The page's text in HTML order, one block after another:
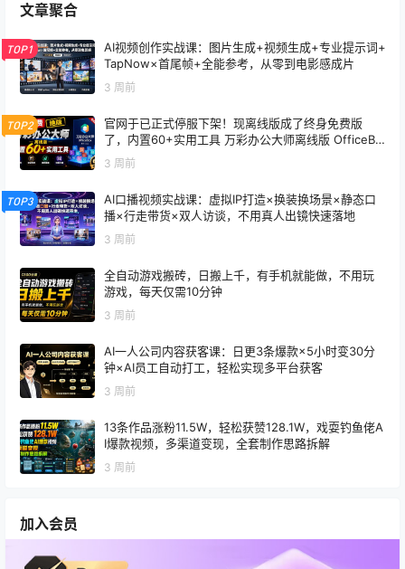
文章聚合
TOP1
AI视频创作实战课：图片生成+视频生成+专业提示词+
TapNow×首尾帧+全能参考，从零到电影感成片
3 周前
TOP2
官网于已正式停服下架！现离线版成了终身免费版
了，内置60+实用工具 万彩办公大师离线版 OfficeBo
x
3 周前
TOP3
AI口播视频实战课：虚拟IP打造×换装换场景×静态口
播×行走带货×双人访谈，不用真人出镜快速落地
3 周前
全自动游戏搬砖，日搬上千，有手机就能做，不用玩
游戏，每天仅需10分钟
3 周前
AI一人公司内容获客课：日更3条爆款×5小时变30分
钟×AI员工自动打工，轻松实现多平台获客
3 周前
13条作品涨粉11.5W，轻松获赞128.1W，戏耍钓鱼佬A
I爆款视频，多渠道变现，全套制作思路拆解
3 周前
加入会员